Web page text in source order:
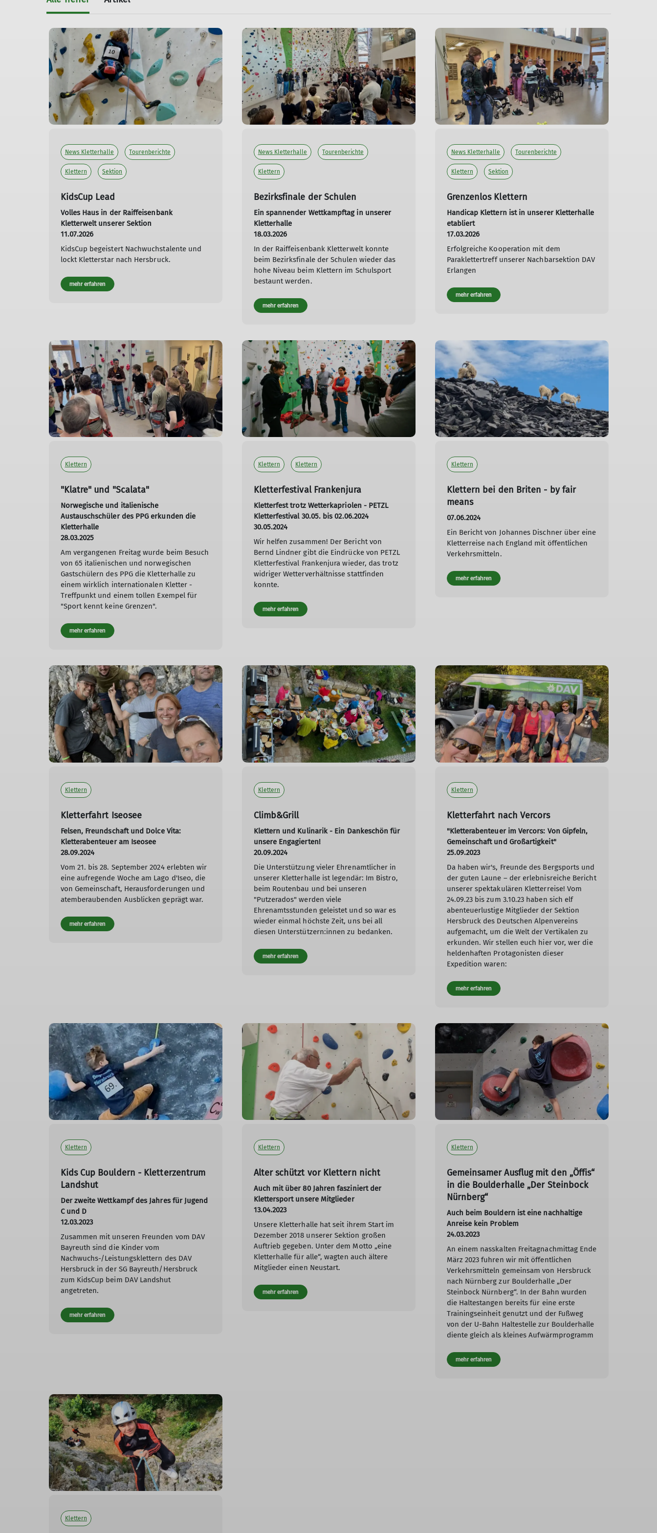
News Kletterhalle Tourenberichte
Klettern Sektion
KidsCup Lead
Volles Haus in der Raiffeisenbank
Kletterwelt unserer Sektion
11.07.2026
KidsCup begeistert Nachwuchstalente und
lockt Kletterstar nach Hersbruck.
mehr erfahren
News Kletterhalle Tourenberichte
Klettern
Bezirksfinale der Schulen
Ein spannender Wettkampftag in unserer
Kletterhalle
18.03.2026
In der Raiffeisenbank Kletterwelt konnte
beim Bezirksfinale der Schulen wieder das
hohe Niveau beim Klettern im Schulsport
bestaunt werden.
mehr erfahren
News Kletterhalle Tourenberichte
Klettern Sektion
Grenzenlos Klettern
Handicap Klettern ist in unserer Kletterhalle
etabliert
17.03.2026
Erfolgreiche Kooperation mit dem
Paraklettertreff unserer Nachbarsektion DAV
Erlangen
mehr erfahren
Klettern
"Klatre" und "Scalata"
Norwegische und italienische
Austauschschüler des PPG erkunden die
Kletterhalle
28.03.2025
Am vergangenen Freitag wurde beim Besuch
von 65 italienischen und norwegischen
Gastschülern des PPG die Kletterhalle zu
einem wirklich internationalen Kletter -
Treffpunkt und einem tollen Exempel für
"Sport kennt keine Grenzen".
mehr erfahren
Klettern Klettern
Kletterfestival Frankenjura
Kletterfest trotz Wetterkapriolen - PETZL
Kletterfestival 30.05. bis 02.06.2024
30.05.2024
Wir helfen zusammen! Der Bericht von
Bernd Lindner gibt die Eindrücke von PETZL
Kletterfestival Frankenjura wieder, das trotz
widriger Wetterverhältnisse stattfinden
konnte.
mehr erfahren
Klettern
Klettern bei den Briten - by fair
means
07.06.2024
Ein Bericht von Johannes Dischner über eine
Kletterreise nach England mit öffentlichen
Verkehrsmitteln.
mehr erfahren
Klettern
Kletterfahrt Iseosee
Felsen, Freundschaft und Dolce Vita:
Kletterabenteuer am Iseosee
28.09.2024
Vom 21. bis 28. September 2024 erlebten wir
eine aufregende Woche am Lago d'Iseo, die
von Gemeinschaft, Herausforderungen und
atemberaubenden Ausblicken geprägt war.
mehr erfahren
Klettern
Climb&Grill
Klettern und Kulinarik - Ein Dankeschön für
unsere Engagierten!
20.09.2024
Die Unterstützung vieler Ehrenamtlicher in
unserer Kletterhalle ist legendär: Im Bistro,
beim Routenbau und bei unseren
"Putzerados" werden viele
Ehrenamtsstunden geleistet und so war es
wieder einmal höchste Zeit, uns bei all
diesen Unterstützern:innen zu bedanken.
mehr erfahren
Klettern
Kletterfahrt nach Vercors
"Kletterabenteuer im Vercors: Von Gipfeln,
Gemeinschaft und Großartigkeit"
25.09.2023
Da haben wir's, Freunde des Bergsports und
der guten Laune – der erlebnisreiche Bericht
unserer spektakulären Kletterreise! Vom
24.09.23 bis zum 3.10.23 haben sich elf
abenteuerlustige Mitglieder der Sektion
Hersbruck des Deutschen Alpenvereins
aufgemacht, um die Welt der Vertikalen zu
erkunden. Wir stellen euch hier vor, wer die
heldenhaften Protagonisten dieser
Expedition waren:
mehr erfahren
Klettern
Kids Cup Bouldern - Kletterzentrum
Landshut
Der zweite Wettkampf des Jahres für Jugend
C und D
12.03.2023
Zusammen mit unseren Freunden vom DAV
Bayreuth sind die Kinder vom
Nachwuchs-/Leistungsklettern des DAV
Hersbruck in der SG Bayreuth/Hersbruck
zum KidsCup beim DAV Landshut
angetreten.
mehr erfahren
Klettern
Alter schützt vor Klettern nicht
Auch mit über 80 Jahren fasziniert der
Klettersport unsere Mitglieder
13.04.2023
Unsere Kletterhalle hat seit ihrem Start im
Dezember 2018 unserer Sektion großen
Auftrieb gegeben. Unter dem Motto „eine
Kletterhalle für alle“, wagten auch ältere
Mitglieder einen Neustart.
mehr erfahren
Klettern
Gemeinsamer Ausflug mit den „Öffis“
in die Boulderhalle „Der Steinbock
Nürnberg“
Auch beim Bouldern ist eine nachhaltige
Anreise kein Problem
24.03.2023
An einem nasskalten Freitagnachmittag Ende
März 2023 fuhren wir mit öffentlichen
Verkehrsmitteln gemeinsam von Hersbruck
nach Nürnberg zur Boulderhalle „Der
Steinbock Nürnberg“. In der Bahn wurden
die Haltestangen bereits für eine erste
Trainingseinheit genutzt und der Fußweg
von der U-Bahn Haltestelle zur Boulderhalle
diente gleich als kleines Aufwärmprogramm
mehr erfahren
Klettern